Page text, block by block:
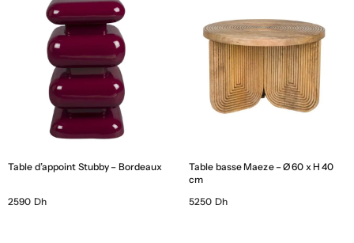
Table d’appoint Stubby – Bordeaux
2590 Dh
Table basse Maeze – Ø 60 x H 40
cm
5250 Dh